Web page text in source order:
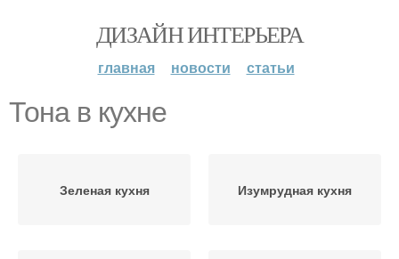
ДИЗАЙН ИНТЕРЬЕРА
главная новости статьи
Тона в кухне
Зеленая кухня Изумрудная кухня